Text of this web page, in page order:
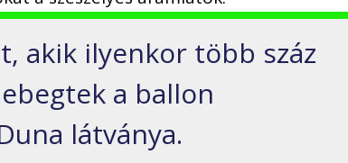
akik ilyenkor több száz
a ballon
látványa.